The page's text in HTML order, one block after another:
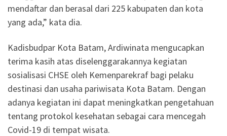
mendaftar dan berasal dari 225 kabupaten dan kota
yang ada,” kata dia.
Kadisbudpar Kota Batam, Ardiwinata mengucapkan
terima kasih atas diselenggarakannya kegiatan
sosialisasi CHSE oleh Kemenparekraf bagi pelaku
destinasi dan usaha pariwisata Kota Batam. Dengan
adanya kegiatan ini dapat meningkatkan pengetahuan
tentang protokol kesehatan sebagai cara mencegah
Covid-19 di tempat wisata.